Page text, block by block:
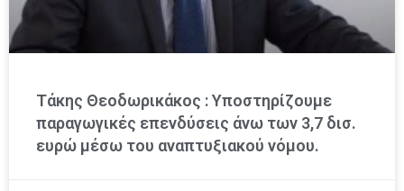
Τάκης Θεοδωρικάκος : Υποστηρίζουμε
παραγωγικές επενδύσεις άνω των 3,7 δισ.
ευρώ μέσω του αναπτυξιακού νόμου.